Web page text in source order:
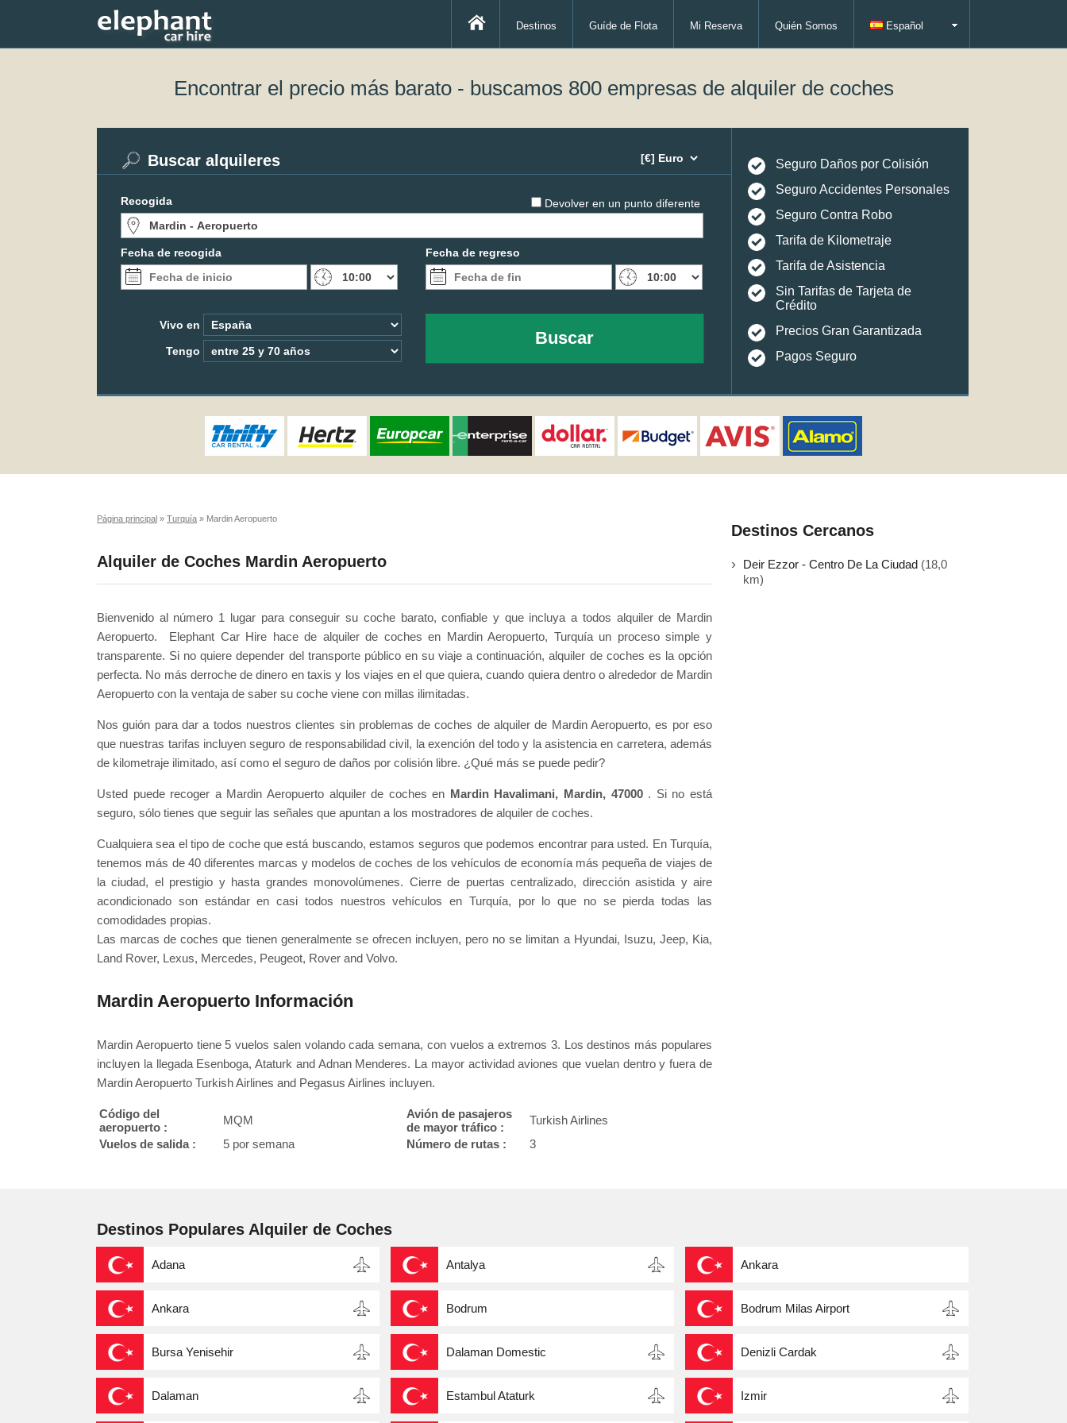
Destinos Guíde de Flota Mi Reserva Quién Somos Español
Encontrar el precio más barato - buscamos 800 empresas de alquiler de coches
Devolver en un punto diferente
Buscar alquileres
Recogida
Fecha de recogida Fecha de regreso
Vivo en
Tengo
Buscar
Seguro Daños por Colisión
Seguro Accidentes Personales
Seguro Contra Robo
Tarifa de Kilometraje
Tarifa de Asistencia
Sin Tarifas de Tarjeta de
Crédito
Precios Gran Garantizada
Pagos Seguro
Página principal » Turquía » Mardin Aeropuerto
Alquiler de Coches Mardin Aeropuerto
Bienvenido al número 1 lugar para conseguir su coche barato, confiable y que incluya a todos alquiler de Mardin
Aeropuerto. Elephant Car Hire hace de alquiler de coches en Mardin Aeropuerto, Turquía un proceso simple y
transparente. Si no quiere depender del transporte público en su viaje a continuación, alquiler de coches es la opción
perfecta. No más derroche de dinero en taxis y los viajes en el que quiera, cuando quiera dentro o alrededor de Mardin
Aeropuerto con la ventaja de saber su coche viene con millas ilimitadas.
Nos guión para dar a todos nuestros clientes sin problemas de coches de alquiler de Mardin Aeropuerto, es por eso
que nuestras tarifas incluyen seguro de responsabilidad civil, la exención del todo y la asistencia en carretera, además
de kilometraje ilimitado, así como el seguro de daños por colisión libre. ¿Qué más se puede pedir?
Usted puede recoger a Mardin Aeropuerto alquiler de coches en Mardin Havalimani, Mardin, 47000 . Si no está
seguro, sólo tienes que seguir las señales que apuntan a los mostradores de alquiler de coches.
Cualquiera sea el tipo de coche que está buscando, estamos seguros que podemos encontrar para usted. En Turquía,
tenemos más de 40 diferentes marcas y modelos de coches de los vehículos de economía más pequeña de viajes de
la ciudad, el prestigio y hasta grandes monovolúmenes. Cierre de puertas centralizado, dirección asistida y aire
acondicionado son estándar en casi todos nuestros vehículos en Turquía, por lo que no se pierda todas las
comodidades propias.
Las marcas de coches que tienen generalmente se ofrecen incluyen, pero no se limitan a Hyundai, Isuzu, Jeep, Kia,
Land Rover, Lexus, Mercedes, Peugeot, Rover and Volvo.
Mardin Aeropuerto Información
Mardin Aeropuerto tiene 5 vuelos salen volando cada semana, con vuelos a extremos 3. Los destinos más populares
incluyen la llegada Esenboga, Ataturk and Adnan Menderes. La mayor actividad aviones que vuelan dentro y fuera de
Mardin Aeropuerto Turkish Airlines and Pegasus Airlines incluyen.
Código del
aeropuerto :
MQM
Avión de pasajeros
de mayor tráfico :
Turkish Airlines
Vuelos de salida :
5 por semana Número de rutas : 3
Destinos Cercanos
Deir Ezzor - Centro De La Ciudad (18,0
km)
Destinos Populares Alquiler de Coches
Adana Antalya Ankara
Ankara Bodrum Bodrum Milas Airport
Bursa Yenisehir Dalaman Domestic Denizli Cardak
Dalaman Estambul Ataturk Izmir